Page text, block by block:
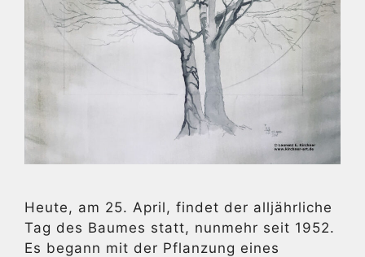
Heute, am 25. April, findet der alljährliche
Tag des Baumes statt, nunmehr seit 1952.
Es begann mit der Pflanzung eines